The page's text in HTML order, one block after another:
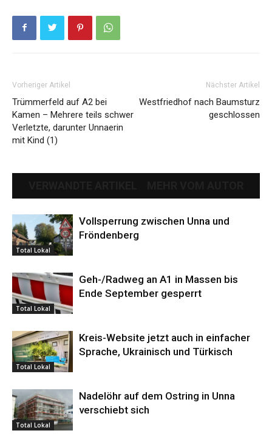
Vorheriger Artikel
Trümmerfeld auf A2 bei
Kamen – Mehrere teils schwer
Verletzte, darunter Unnaerin
mit Kind (1)
Nächster Artikel
Westfriedhof nach Baumsturz
geschlossen
Total Lokal
Vollsperrung zwischen Unna und
Fröndenberg
Total Lokal
Geh-/Radweg an A1 in Massen bis
Ende September gesperrt
Total Lokal
Kreis-Website jetzt auch in einfacher
Sprache, Ukrainisch und Türkisch
Total Lokal
Nadelöhr auf dem Ostring in Unna
verschiebt sich